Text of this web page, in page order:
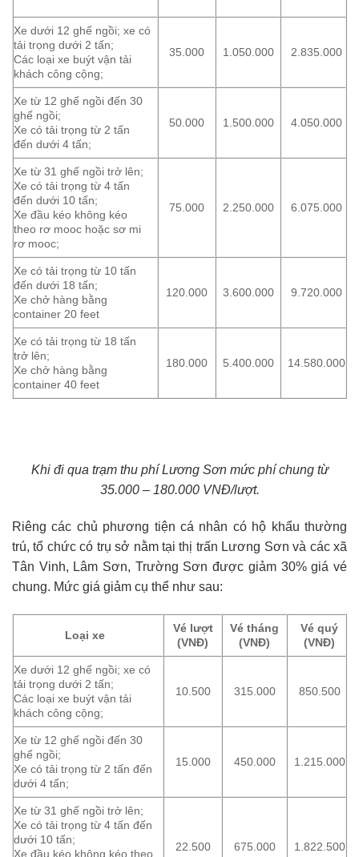
Xe dưới 12 ghế ngồi; xe có
tải trọng dưới 2 tấn;
Các loại xe buýt vận tải
khách công cộng;
35.000 1.050.000 2.835.000
Xe từ 12 ghế ngồi đến 30
ghế ngồi;
Xe có tải trọng từ 2 tấn
đến dưới 4 tấn;
50.000 1.500.000 4.050.000
Xe từ 31 ghế ngồi trở lên;
Xe có tải trọng từ 4 tấn
đến dưới 10 tấn;
Xe đầu kéo không kéo
theo rơ mooc hoặc sơ mi
rơ mooc;
75.000 2.250.000 6.075.000
Xe có tải trọng từ 10 tấn
đến dưới 18 tấn;
Xe chở hàng bằng
container 20 feet
120.000 3.600.000 9.720.000
Xe có tải trọng từ 18 tấn
trở lên;
Xe chở hàng bằng
container 40 feet
180.000 5.400.000 14.580.000
Khi đi qua trạm thu phí Lương Sơn mức phí chung từ
35.000 – 180.000 VNĐ/lượt.
Riêng các chủ phương tiện cá nhân có hộ khẩu thường
trú, tổ chức có trụ sở nằm tại thị trấn Lương Sơn và các xã
Tân Vinh, Lâm Sơn, Trường Sơn được giảm 30% giá vé
chung. Mức giá giảm cụ thể như sau:
Loại xe
Vé lượt
(VNĐ)
Vé tháng
(VNĐ)
Vé quý
(VNĐ)
Xe dưới 12 ghế ngồi; xe có
tải trọng dưới 2 tấn;
Các loại xe buýt vận tải
khách công cộng;
10.500 315.000 850.500
Xe từ 12 ghế ngồi đến 30
ghế ngồi;
Xe có tải trọng từ 2 tấn đến
dưới 4 tấn;
15.000 450.000 1.215.000
Xe từ 31 ghế ngồi trở lên;
Xe có tải trọng từ 4 tấn đến
dưới 10 tấn;
Xe đầu kéo không kéo theo
22.500 675.000 1.822.500